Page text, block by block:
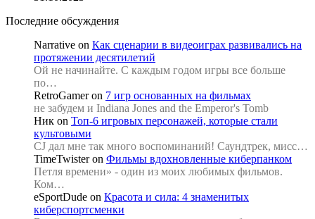
Последние обсуждения
Narrative on Как сценарии в видеоиграх развивались на
протяжении десятилетий
Ой не начинайте. С каждым годом игры все больше
по…
RetroGamer on 7 игр основанных на фильмах
не забудем и Indiana Jones and the Emperor's Tomb
Ник on Топ-6 игровых персонажей, которые стали
культовыми
CJ дал мне так много воспоминаний! Саундтрек, мисс…
TimeTwister on Фильмы вдохновленные киберпанком
Петля времени» - один из моих любимых фильмов.
Ком…
eSportDude on Красота и сила: 4 знаменитых
киберспортсменки